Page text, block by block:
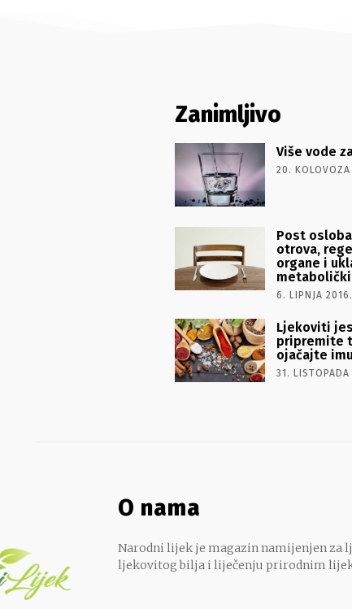
Zanimljivo
Više vode
20. KOLOVOZA
Post
otrova,
organe i
6. LIPNJA 2016.
Ljekoviti
pripremite
ojačajte
31. LISTOPADA
O nama
Narodni lijek je magazin namijenjen za
ljekovitog bilja i liječenju prirodnim